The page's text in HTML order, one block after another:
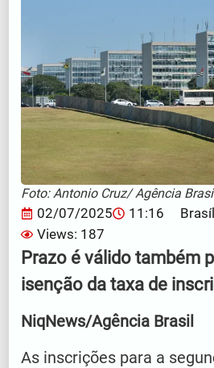
Foto: Antonio Cruz/ Agência
02/07/2025 11:16
Views: 187
Prazo é válido também
isenção da taxa de
NiqNews/Agência Brasil
As inscrições para a